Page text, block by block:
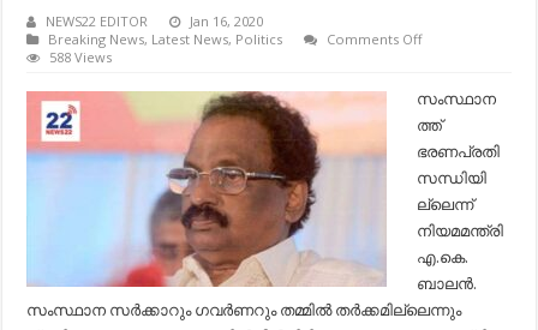
NEWS22 EDITOR
Jan 16, 2020
Breaking News, Latest News, Politics Comments Offon
സംസ്ഥാനത്ത്
-മന്ത്രി
എ.കെ.
ബാലന്‍..!
588 Views
സംസ്ഥാന
ത്ത്
ഭരണപ്രതി
സന്ധിയി
ല്ലെന്ന്
നിയമമന്ത്രി
എ.കെ.
ബാലന്‍.
സംസ്ഥാന സര്‍ക്കാറും ഗവര്‍ണറും തമ്മില്‍ തര്‍ക്കമില്ലെന്നും